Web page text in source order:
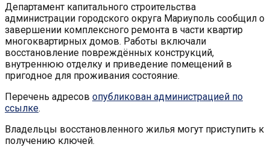
Департамент капитального строительства
администрации городского округа Мариуполь сообщил о
завершении комплексного ремонта в части квартир
многоквартирных домов. Работы включали
восстановление повреждённых конструкций,
внутреннюю отделку и приведение помещений в
пригодное для проживания состояние.
Перечень адресов опубликован администрацией по
ссылке.
Владельцы восстановленного жилья могут приступить к
получению ключей.